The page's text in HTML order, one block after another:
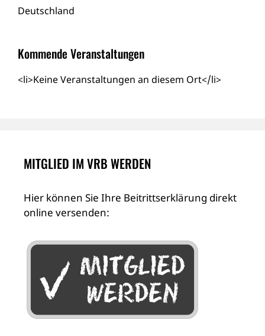
Deutschland
Kommende Veranstaltungen
<li>Keine Veranstaltungen an diesem Ort</li>
MITGLIED IM VRB WERDEN
Hier können Sie Ihre Beitrittserklärung direkt
online versenden: